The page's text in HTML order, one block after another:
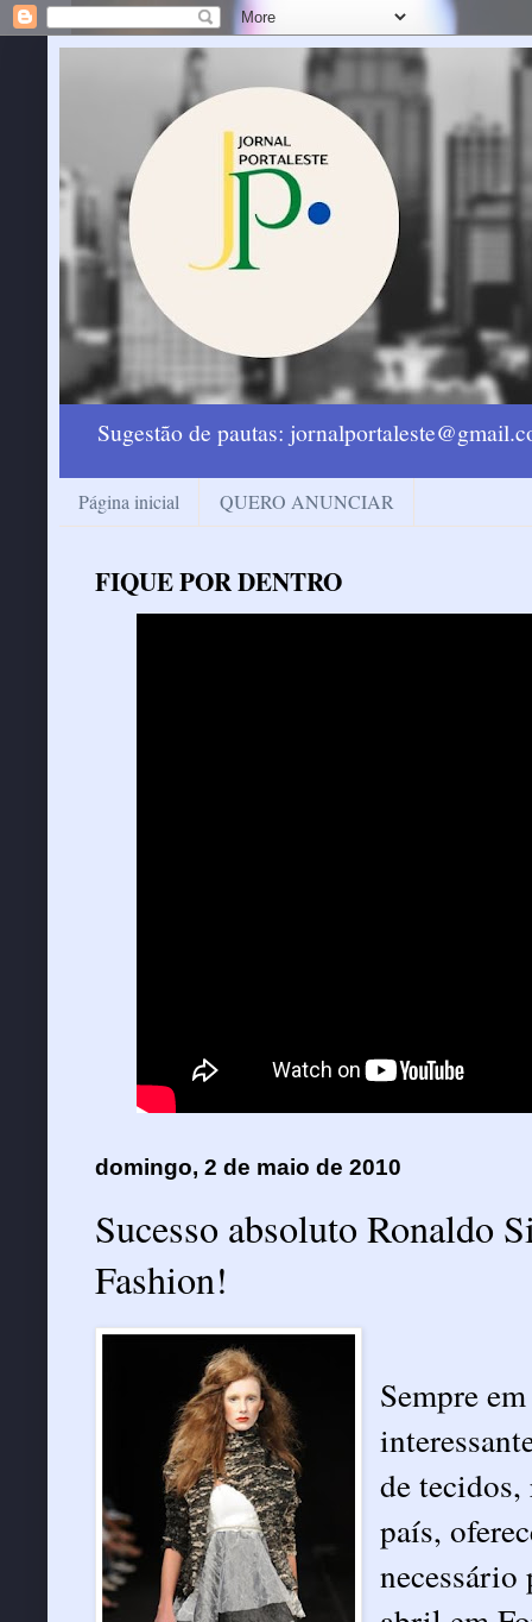
Sugestão de pautas:
Página inicial QUERO ANUNCIAR
FIQUE POR DENTRO
domingo, 2 de maio de 2010
Sucesso absoluto Ronaldo
Fashion!
Sempre
de
país,
necessário